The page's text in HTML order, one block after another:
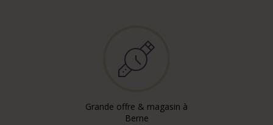
Grande offre & magasin à
Berne